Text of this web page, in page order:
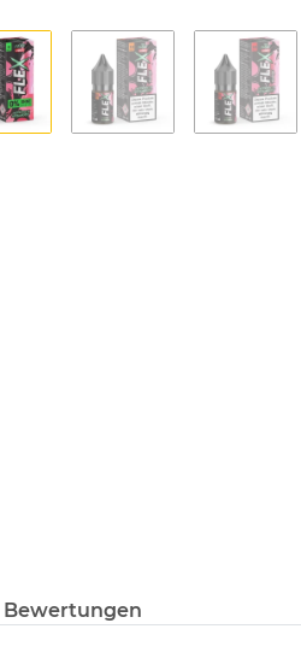
Bewertungen